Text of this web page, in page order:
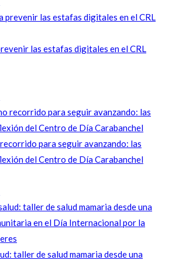
las estafas digitales en el CRL
para seguir avanzando: las
del Centro de Día Carabanchel
taller de salud mamaria desde una